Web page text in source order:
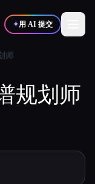
✦用 AI 提交
师
师
规划师